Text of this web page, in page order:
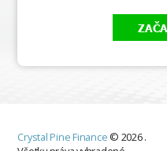
Crystal Pine Finance © 2026.